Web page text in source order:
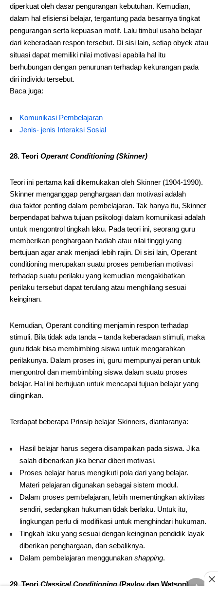
diperkuat oleh dasar pengurangan kebutuhan. Kemudian,
dalam hal efisiensi belajar, tergantung pada besarnya tingkat
pengurangan serta kepuasan motif. Lalu timbul usaha belajar
dari keberadaan respon tersebut. Di sisi lain, setiap obyek atau
situasi dapat memiliki nilai motivasi apabila hal itu
berhubungan dengan penurunan terhadap kekurangan pada
diri individu tersebut.
Baca juga:
Komunikasi Pembelajaran
Jenis- jenis Interaksi Sosial
28. Teori Operant Conditioning (Skinner)
Teori ini pertama kali dikemukakan oleh Skinner (1904-1990).
Skinner menganggap penghargaan dan motivasi adalah
dua faktor penting dalam pembelajaran. Tak hanya itu, Skinner
berpendapat bahwa tujuan psikologi dalam komunikasi adalah
untuk mengontrol tingkah laku. Pada teori ini, seorang guru
memberikan penghargaan hadiah atau nilai tinggi yang
bertujuan agar anak menjadi lebih rajin. Di sisi lain, Operant
conditioning merupakan suatu proses pemberian motivasi
terhadap suatu perilaku yang kemudian mengakibatkan
perilaku tersebut dapat terulang atau menghilang sesuai
keinginan.
Kemudian, Operant conditing menjamin respon terhadap
stimuli. Bila tidak ada tanda – tanda keberadaan stimuli, maka
guru tidak bisa membimbing siswa untuk mengarahkan
perilakunya. Dalam proses ini, guru mempunyai peran untuk
mengontrol dan membimbing siswa dalam suatu proses
belajar. Hal ini bertujuan untuk mencapai tujuan belajar yang
diinginkan.
Terdapat beberapa Prinsip belajar Skinners, diantaranya:
Hasil belajar harus segera disampaikan pada siswa. Jika
salah dibenarkan jika benar diberi motivasi.
Proses belajar harus mengikuti pola dari yang belajar.
Materi pelajaran digunakan sebagai sistem modul.
Dalam proses pembelajaran, lebih mementingkan aktivitas
sendiri, sedangkan hukuman tidak berlaku. Untuk itu,
lingkungan perlu di modifikasi untuk menghindari hukuman.
Tingkah laku yang sesuai dengan keinginan pendidik layak
diberikan penghargaan, dan sebaliknya.
Dalam pembelajaran menggunakan shapping.
29. Teori Classical Conditioning (Pavlov dan Watson)